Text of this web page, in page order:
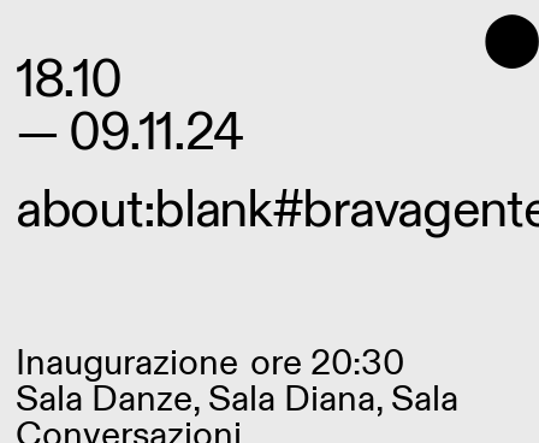
⬤
18.10
— 09.11.24
Inaugurazione ore 20:30
Sala Danze, Sala Diana, Sala